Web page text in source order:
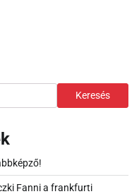
Keresés
Fanni a frankfurti